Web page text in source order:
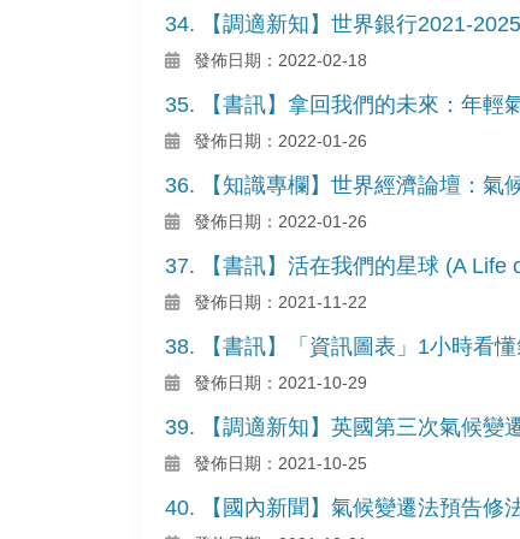
34. 【調適新知】世界銀行2021-
發佈日期：2022-02-18
35. 【書訊】拿回我們的未來：年輕
發佈日期：2022-01-26
36. 【知識專欄】世界經濟論壇：氣
發佈日期：2022-01-26
37. 【書訊】活在我們的星球 (A Life
發佈日期：2021-11-22
38. 【書訊】「資訊圖表」1小時看
發佈日期：2021-10-29
39. 【調適新知】英國第三次氣候變
發佈日期：2021-10-25
40. 【國內新聞】氣候變遷法預告修